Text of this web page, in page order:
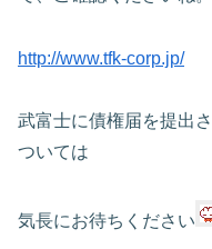
http://www.tfk-corp.jp/
武富士に債権届を提出
ついては
気長にお待ちください